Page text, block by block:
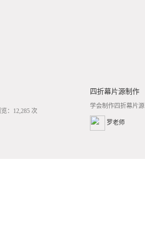
：12,285 次
四折幕片源制作
学会制作四折幕片源
罗老师